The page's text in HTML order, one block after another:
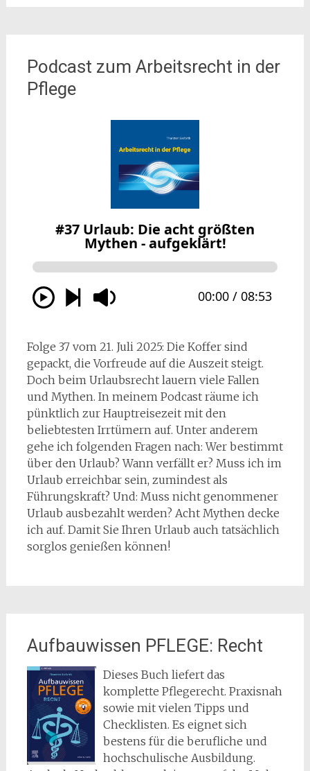
Podcast zum Arbeitsrecht in der
Pflege
Folge 37 vom 21. Juli 2025: Die Koffer sind
gepackt, die Vorfreude auf die Auszeit steigt.
Doch beim Urlaubsrecht lauern viele Fallen
und Mythen. In meinem Podcast räume ich
pünktlich zur Hauptreisezeit mit den
beliebtesten Irrtümern auf. Unter anderem
gehe ich folgenden Fragen nach: Wer bestimmt
über den Urlaub? Wann verfällt er? Muss ich im
Urlaub erreichbar sein, zumindest als
Führungskraft? Und: Muss nicht genommener
Urlaub ausbezahlt werden? Acht Mythen decke
ich auf. Damit Sie Ihren Urlaub auch tatsächlich
sorglos genießen können!
Aufbauwissen PFLEGE: Recht
Dieses Buch liefert das
komplette Pflegerecht. Praxisnah
sowie mit vielen Tipps und
Checklisten. Es eignet sich
bestens für die berufliche und
hochschulische Ausbildung.